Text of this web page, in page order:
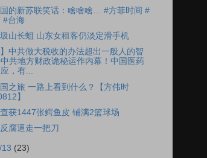
的新苏联笑话：啥啥啥… #方菲时间 #
#台海
山长蛆 山东女租客仍淡定滑手机
】中共做大税收的办法超出一般人的智
共地方财政诡秘运作内幕！中国医药
，有...
之旅 一路上看到什么？【方伟时
】
获1447张鳄鱼皮 铺满2篮球场
腐逼走一把刀
(23)